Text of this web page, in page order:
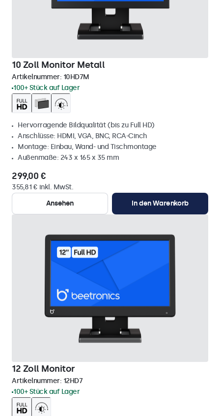
10 Zoll Monitor Metall
Artikelnummer: 10HD7M
100+ Stück auf Lager
Hervorragende Bildqualität (bis zu Full HD)
Anschlüsse: HDMI, VGA, BNC, RCA-Cinch
Montage: Einbau, Wand- und Tischmontage
Außenmaße: 243 x 165 x 35 mm
299,00 €
355,81 € inkl. MwSt.
Ansehen
In den Warenkorb
12 Zoll Monitor
Artikelnummer: 12HD7
100+ Stück auf Lager